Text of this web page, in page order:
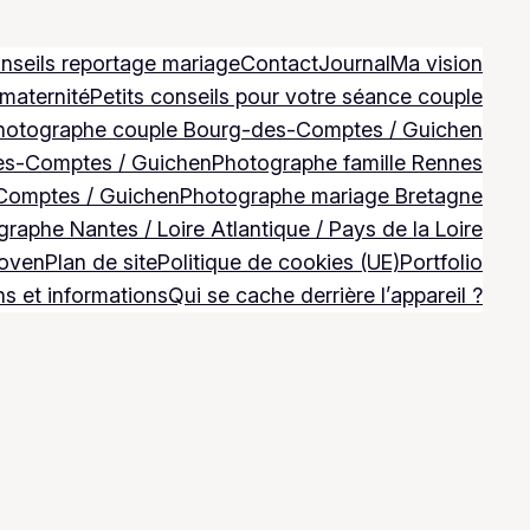
reportage mariageContactJournalMa vision
Petits conseils pour votre séance couple
couple Bourg-des-Comptes / Guichen
Comptes / GuichenPhotographe famille Rennes
/ GuichenPhotographe mariage Bretagne
Nantes / Loire Atlantique / Pays de la Loire
Plan de sitePolitique de cookies (UE)Portfolio
et informationsQui se cache derrière l’appareil ?